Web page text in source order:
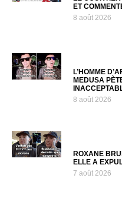
ET
8 août 2026
L’HOMME
MEDUSA
8 août 2026
ROXANE
ELLE A
7 août 2026